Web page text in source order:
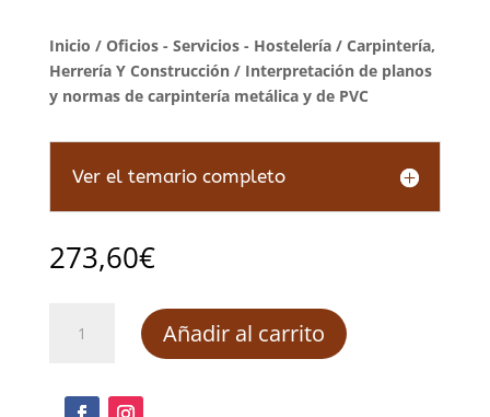
Inicio / Oficios - Servicios - Hostelería/ Carpintería,
Herrería Y Construcción/ Interpretación de planos
y normas de carpintería metálica y de PVC
Ver el temario completo
273,60€
Interpretación
Añadir al carrito